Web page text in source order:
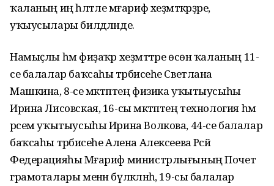
ҡаланың иң һәләтле мәғариф хеҙмәткәрҙәре,
уҡыусылары билдәләнде.
Намыҫлы һәм фиҙаҡәр хеҙмәттәре ѳсѳн ҡаланың 11-
се балалар баҡсаһы тәрбиәсеһе Светлана
Машкина, 8-се мәктәптең физика уҡытыусыһы
Ирина Лисовская, 16-сы мәктәптең технология һәм
рәсем уҡытыусыһы Ирина Волкова, 44-се балалар
баҡсаһы тәрбиәсеһе Алена Алексеева Рәсәй
Федерацияһы Мәғариф министрлығының Почет
грамоталары менән бүләкләнһә, 19-сы балалар